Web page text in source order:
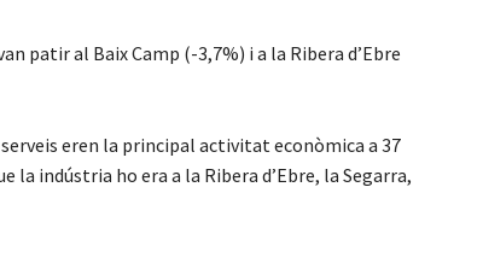
patir al Baix Camp (-3,7%) i a la Ribera d’Ebre
serveis eren la principal activitat econòmica a 37
la indústria ho era a la Ribera d’Ebre, la Segarra,